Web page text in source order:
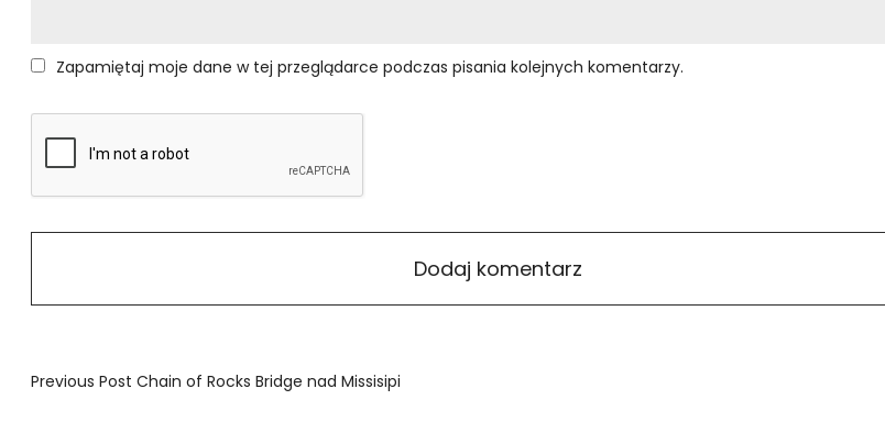
Zapamiętaj moje dane w tej przeglądarce podczas pisania kolejnych komentarzy.
Previous Post Chain of Rocks Bridge nad Missisipi